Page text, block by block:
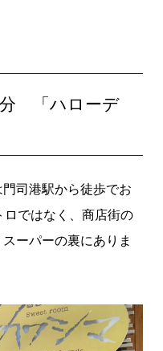
分 「ハローデ
司港駅から徒歩でお
ではなく、商店街の
ーパーの裏にありま